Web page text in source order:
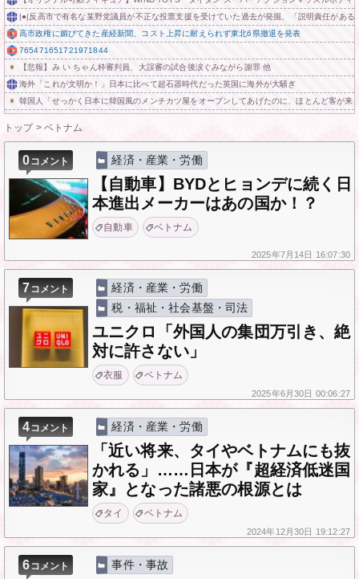
|●|反高市で有名な某野党議員が不正な投票支援を受けていた過去が発掘、「説明責任があ
高市政権に媚びてきた産経新聞、コスト上昇に耐えられず東北6県撤退を発表
765471651721971844
【悲報】み い ちゃん枠審判員、大誤審の試合後涙ぐみながら謝罪 他
海外「これが文明か！」日本に比べて超石器時代だった英国に海外が大騒ぎ
韓国人「せっかく日本に韓国風のメンチカツ屋をオープンしてあげたのに、ほとんど客が
トップ> ベトナム
0コメント 経済・産業・労働
【自動車】BYDとヒョンデに続く日
本進出メーカーはあの国か！？
自動車 ベトナム
2025年7月14日 16:07:30
7コメント
経済・産業・労働
税・福祉・社会基盤・司法
ユニクロ「外国人の集団万引き、絶
対に許さない」
衣服 ベトナム
2025年6月30日 00:06:27
4コメント 経済・産業・労働
「近い将来、タイやベトナムにも抜
かれる」……日本が『超経済低迷国
家』となった諸悪の根源とは
タイ ベトナム
2024年12月30日 19:12:27
6コメント 事件・事故